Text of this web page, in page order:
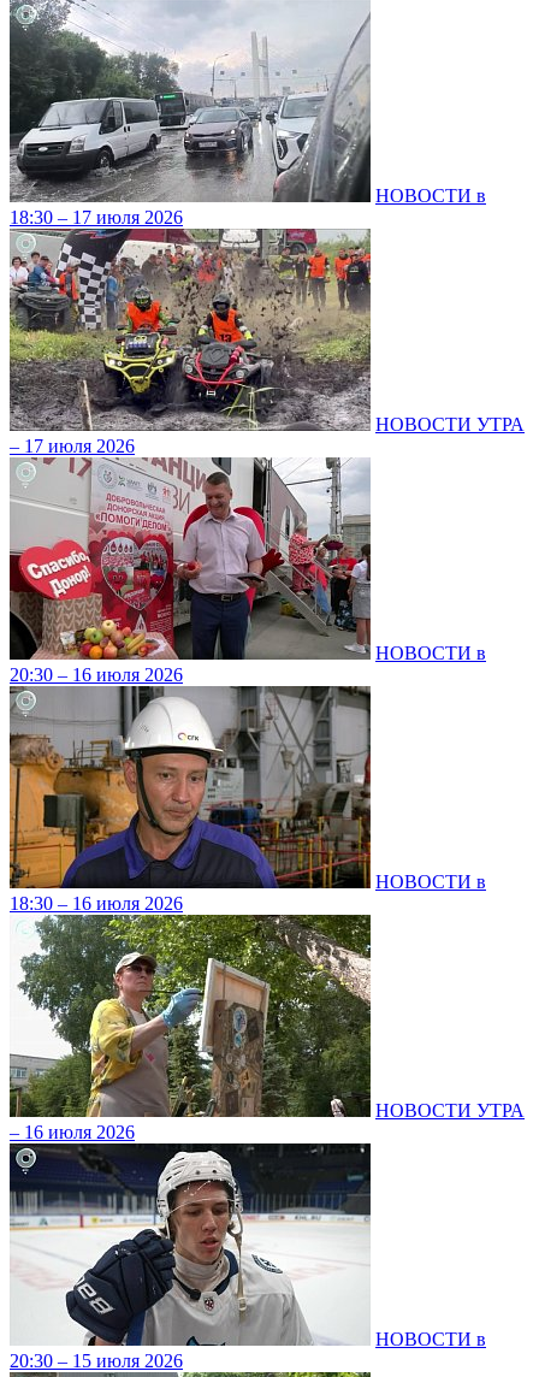
НОВОСТИ в
18:30 – 17 июля 2026
НОВОСТИ УТРА
– 17 июля 2026
НОВОСТИ в
20:30 – 16 июля 2026
НОВОСТИ в
18:30 – 16 июля 2026
НОВОСТИ УТРА
– 16 июля 2026
НОВОСТИ в
20:30 – 15 июля 2026